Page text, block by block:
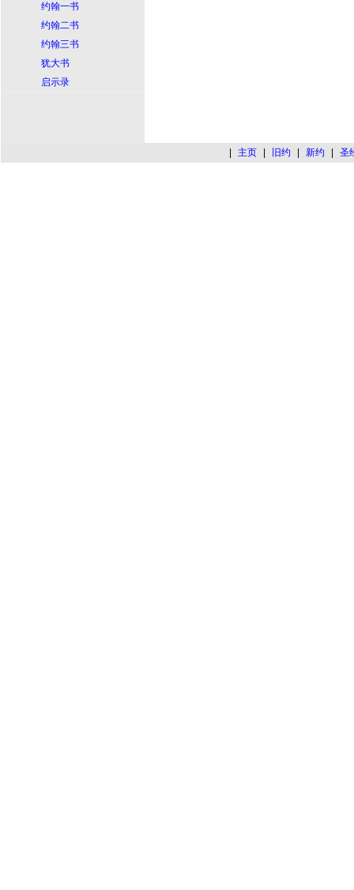
约翰一书
约翰二书
约翰三书
犹大书
启示录
| 主页 | 旧约 | 新约 | 圣